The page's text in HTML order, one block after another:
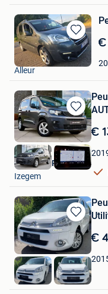
Bewaren
in
Mijn
€
dany
Alleur
Bewaren
in
Mijn
Favorieten
€
LM MOTORS BV
Izegem
Bewaren
in
Mijn
Favorieten
€
Oxo Pro
Luttre